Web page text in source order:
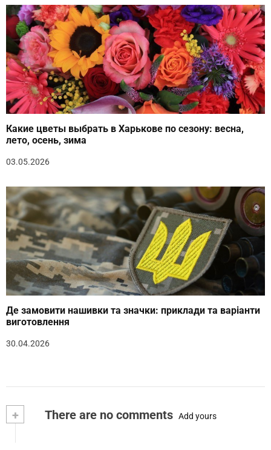
Какие цветы выбрать в Харькове по сезону: весна,
лето, осень, зима
03.05.2026
Де замовити нашивки та значки: приклади та варіанти
виготовлення
30.04.2026
+ There are no comments Add yours